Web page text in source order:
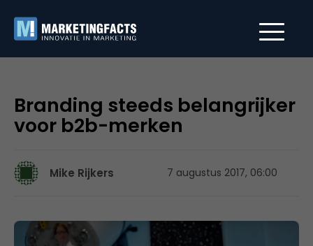
Branding steeds belangrijker
voor b2b-merken
Mike Rijkers 7 augustus 2017, 06:00